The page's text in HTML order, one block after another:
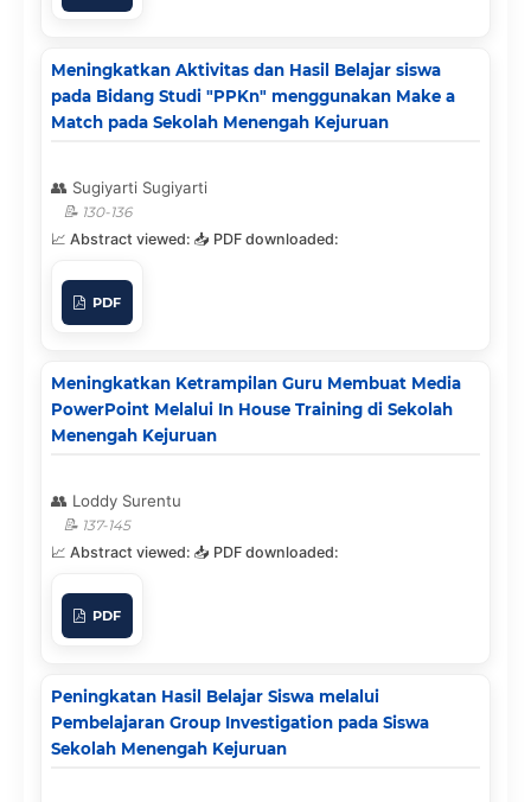
Meningkatkan Aktivitas dan Hasil Belajar siswa
pada Bidang Studi "PPKn" menggunakan Make a
Match pada Sekolah Menengah Kejuruan
Sugiyarti Sugiyarti
130-136
PDF
Meningkatkan Ketrampilan Guru Membuat Media
PowerPoint Melalui In House Training di Sekolah
Menengah Kejuruan
Loddy Surentu
137-145
PDF
Peningkatan Hasil Belajar Siswa melalui
Pembelajaran Group Investigation pada Siswa
Sekolah Menengah Kejuruan